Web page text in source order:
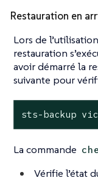
Restauration en
Lors de
restauration
avoir démarré la
suivante pour
sts-backup
La commande
Vérifie l’état